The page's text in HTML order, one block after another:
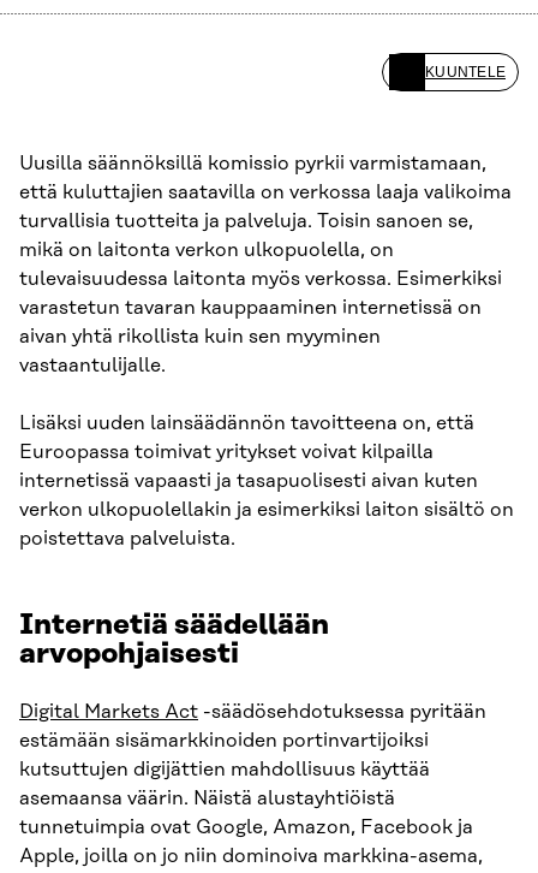
KUUNTELE
Uusilla säännöksillä komissio pyrkii varmistamaan,
että kuluttajien saatavilla on verkossa laaja valikoima
turvallisia tuotteita ja palveluja. Toisin sanoen se,
mikä on laitonta verkon ulkopuolella, on
tulevaisuudessa laitonta myös verkossa. Esimerkiksi
varastetun tavaran kauppaaminen internetissä on
aivan yhtä rikollista kuin sen myyminen
vastaantulijalle.
Lisäksi uuden lainsäädännön tavoitteena on, että
Euroopassa toimivat yritykset voivat kilpailla
internetissä vapaasti ja tasapuolisesti aivan kuten
verkon ulkopuolellakin ja esimerkiksi laiton sisältö on
poistettava palveluista.
Internetiä säädellään
arvopohjaisesti
Digital Markets Act -säädösehdotuksessa pyritään
estämään sisämarkkinoiden portinvartijoiksi
kutsuttujen digijättien mahdollisuus käyttää
asemaansa väärin. Näistä alustayhtiöistä
tunnetuimpia ovat Google, Amazon, Facebook ja
Apple, joilla on jo niin dominoiva markkina-asema,